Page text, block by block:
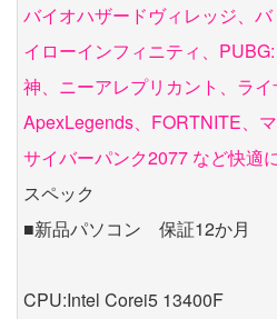
バイオハザードヴィレッジ、
イローインフィニティ、
神、ニーアレプリカント、ライ
ApexLegends、FORTNITE、マ
サイバーパンク2077 など快適
スペック
■新品パソコン 保証12か月
CPU:Intel Corei5 13400F